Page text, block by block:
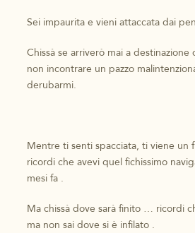
Sei impaurita e vieni attaccata dai
Chissà se arriverò mai a
non incontrare un pazzo
derubarmi.
Mentre ti senti spacciata, ti viene un
ricordi che avevi quel fichissimo
mesi fa .
Ma chissà dove sarà finito … ricordi
ma non sai dove si è infilato .